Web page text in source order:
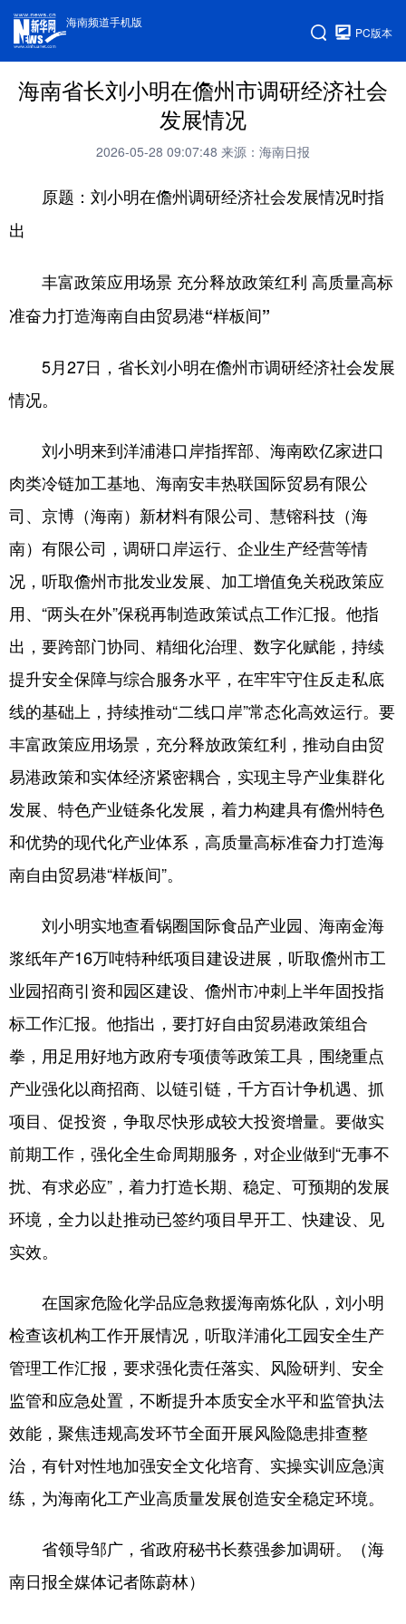
海南频道手机版
PC版本
海南省长刘小明在儋州市调研经济社会
发展情况
2026-05-28 09:07:48 来源：海南日报
原题：刘小明在儋州调研经济社会发展情况时指
出
丰富政策应用场景 充分释放政策红利 高质量高标
准奋力打造海南自由贸易港“样板间”
5月27日，省长刘小明在儋州市调研经济社会发展
情况。
刘小明来到洋浦港口岸指挥部、海南欧亿家进口
肉类冷链加工基地、海南安丰热联国际贸易有限公
司、京博（海南）新材料有限公司、慧镕科技（海
南）有限公司，调研口岸运行、企业生产经营等情
况，听取儋州市批发业发展、加工增值免关税政策应
用、“两头在外”保税再制造政策试点工作汇报。他指
出，要跨部门协同、精细化治理、数字化赋能，持续
提升安全保障与综合服务水平，在牢牢守住反走私底
线的基础上，持续推动“二线口岸”常态化高效运行。要
丰富政策应用场景，充分释放政策红利，推动自由贸
易港政策和实体经济紧密耦合，实现主导产业集群化
发展、特色产业链条化发展，着力构建具有儋州特色
和优势的现代化产业体系，高质量高标准奋力打造海
南自由贸易港“样板间”。
刘小明实地查看锅圈国际食品产业园、海南金海
浆纸年产16万吨特种纸项目建设进展，听取儋州市工
业园招商引资和园区建设、儋州市冲刺上半年固投指
标工作汇报。他指出，要打好自由贸易港政策组合
拳，用足用好地方政府专项债等政策工具，围绕重点
产业强化以商招商、以链引链，千方百计争机遇、抓
项目、促投资，争取尽快形成较大投资增量。要做实
前期工作，强化全生命周期服务，对企业做到“无事不
扰、有求必应”，着力打造长期、稳定、可预期的发展
环境，全力以赴推动已签约项目早开工、快建设、见
实效。
在国家危险化学品应急救援海南炼化队，刘小明
检查该机构工作开展情况，听取洋浦化工园安全生产
管理工作汇报，要求强化责任落实、风险研判、安全
监管和应急处置，不断提升本质安全水平和监管执法
效能，聚焦违规高发环节全面开展风险隐患排查整
治，有针对性地加强安全文化培育、实操实训应急演
练，为海南化工产业高质量发展创造安全稳定环境。
省领导邹广，省政府秘书长蔡强参加调研。（海
南日报全媒体记者陈蔚林）